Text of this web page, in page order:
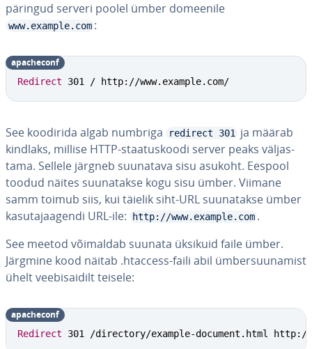
päringud serveri poolel ümber domeenile
www.example.com :
Redirect 301 / http://www.example.com/
apac­heconf
See koodirida algab numbriga redirect 301
ja määrab
kindlaks, millise HTTP-staa­tus­koodi server peaks väl­jas­
tama. Sellele järgneb suunatava sisu asukoht. Eespool
toodud näites suu­na­takse kogu sisu ümber. Viimane
samm toimub siis, kui täielik siht-URL suu­na­takse ümber
ka­su­ta­jaa­gendi URL-ile:
http://www.example.com .
See meetod võimaldab suunata üksikuid faile ümber.
Järgmine kood näitab .htaccess-faili abil üm­ber­suu­na­mist
ühelt vee­bi­sai­dilt teisele:
Redirect 301 /directory/example-document.html http://
apac­heconf